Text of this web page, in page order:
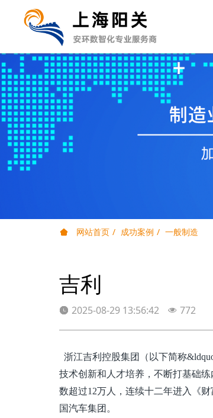
网站首页 成功案例 一般制造
吉利
2025-08-29 13:56:42 772
浙江吉利控股集团（以下简称
技术创新和人才培养，不断打基础
数超过12万人，连续十二年进入《
国汽车集团。